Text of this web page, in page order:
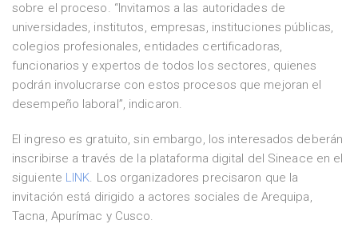
sobre el proceso. “Invitamos a las autoridades de
universidades, institutos, empresas, instituciones públicas,
colegios profesionales, entidades certificadoras,
funcionarios y expertos de todos los sectores, quienes
podrán involucrarse con estos procesos que mejoran el
desempeño laboral”, indicaron.
El ingreso es gratuito, sin embargo, los interesados deberán
inscribirse a través de la plataforma digital del Sineace en el
siguiente LINK. Los organizadores precisaron que la
invitación está dirigido a actores sociales de Arequipa,
Tacna, Apurímac y Cusco.